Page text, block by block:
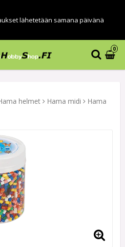
lähetetään samana päivänä
0
helmet Hama midi
Hama